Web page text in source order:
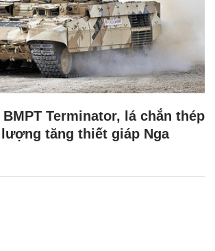
Terminator, lá chắn thép
tăng thiết giáp Nga